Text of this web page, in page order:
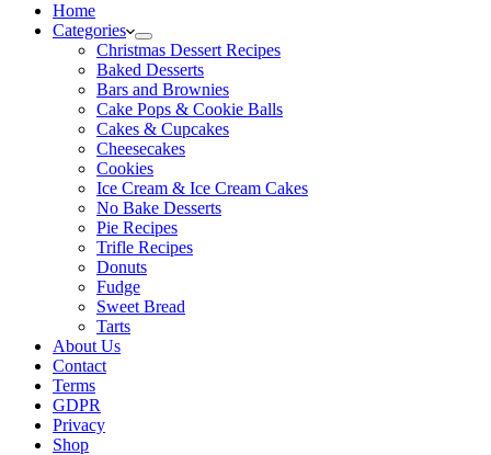
Home
Categories
Christmas Dessert Recipes
Baked Desserts
Bars and Brownies
Cake Pops & Cookie Balls
Cakes & Cupcakes
Cheesecakes
Cookies
Ice Cream & Ice Cream Cakes
No Bake Desserts
Pie Recipes
Trifle Recipes
Donuts
Fudge
Sweet Bread
Tarts
About Us
Contact
Terms
GDPR
Privacy
Shop